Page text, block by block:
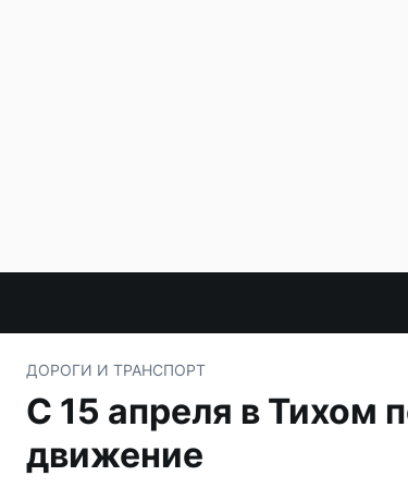
ДОРОГИ И ТРАНСПОРТ
С 15 апреля в Тихом
движение